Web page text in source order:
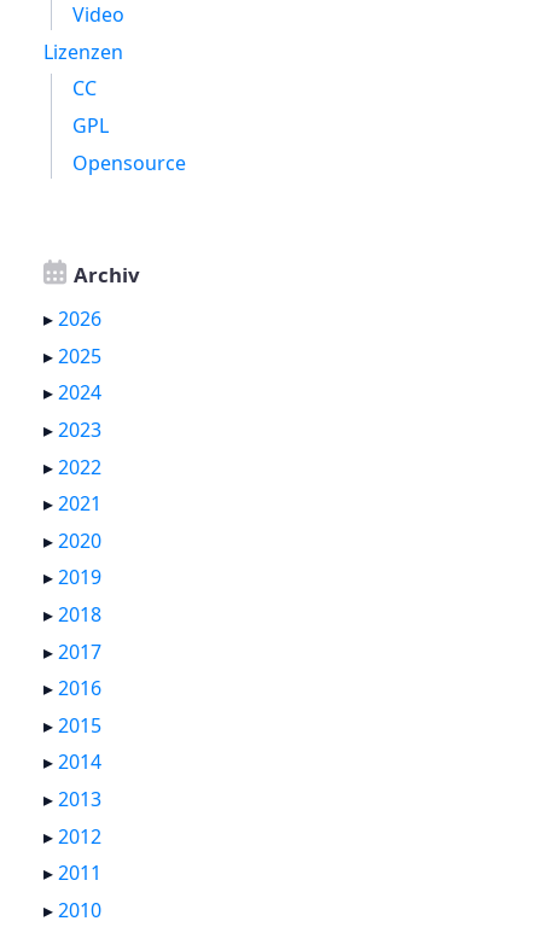
Video
Lizenzen
CC
GPL
Opensource
Archiv
▸2026
▸2025
▸2024
▸2023
▸2022
▸2021
▸2020
▸2019
▸2018
▸2017
▸2016
▸2015
▸2014
▸2013
▸2012
▸2011
▸2010